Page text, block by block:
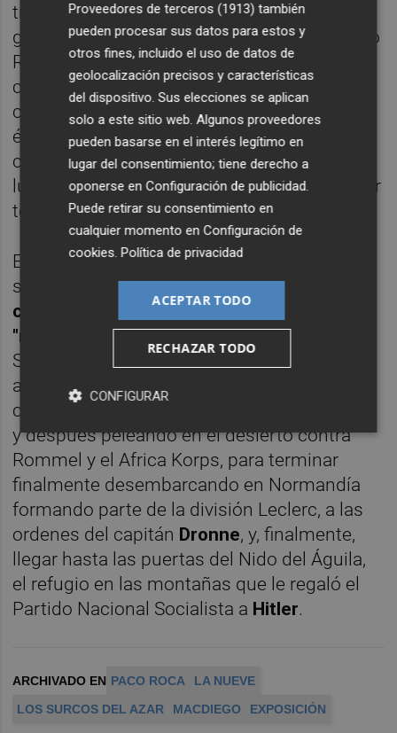
transmitir al espectador cómo el dibujante y
guionista se documenta en su trabajo. "Paco
Roca tiene ideas. Después viene la
complicada fase de lectura, muchas
consultas a especialistas, imágenes de la
época y documentación con la que ir
construyendo la historia y sus decorados. Y
luego lo más duro: ordenar apuntes, redactar
textos y crear miles de dibujos".
Este proceso de acumulación y después
selección se reflejará en una exposición que
contribuirá también a rendir tributo a los
"muchos exiliados"que, "tras huir en el
Stanbrook desde el puerto de Alicante",
acabaron primero en los campos de
concentración franceses del norte de África
y después peleando en el desierto contra
Rommel y el Africa Korps, para terminar
finalmente desembarcando en Normandía
formando parte de la división Leclerc, a las
ordenes del capitán Dronne, y, finalmente,
llegar hasta las puertas del Nido del Águila,
el refugio en las montañas que le regaló el
Partido Nacional Socialista a Hitler.
ARCHIVADO EN PACO ROCA
LA NUEVE
LOS SURCOS DEL AZAR
MACDIEGO EXPOSICIÓN
Proveedores de terceros (1913) también
pueden procesar sus datos para estos y
otros fines, incluido el uso de datos de
geolocalización precisos y características
del dispositivo. Sus elecciones se aplican
solo a este sitio web. Algunos proveedores
pueden basarse en el interés legítimo en
lugar del consentimiento; tiene derecho a
oponerse enConfiguración de publicidad.
Puede retirar su consentimiento en
cualquier momento enConfiguración de
cookies.Política de privacidad
ACEPTAR TODO
RECHAZAR TODO
CONFIGURAR